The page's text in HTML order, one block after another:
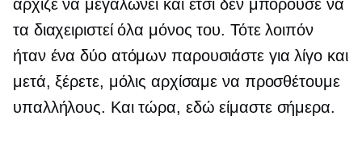
άρχιζε να μεγαλώνει και έτσι δεν μπορούσε να
τα διαχειριστεί όλα μόνος του. Τότε λοιπόν
ήταν έναδύο ατόμων παρουσιάστε για λίγο και
μετά, ξέρετε, μόλις αρχίσαμε να προσθέτουμε
υπαλλήλους. Και τώρα, εδώ είμαστε σήμερα.